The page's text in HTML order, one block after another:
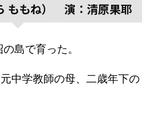
ももね） 演：清原果耶
島で育った。
中学教師の母、二歳年下の